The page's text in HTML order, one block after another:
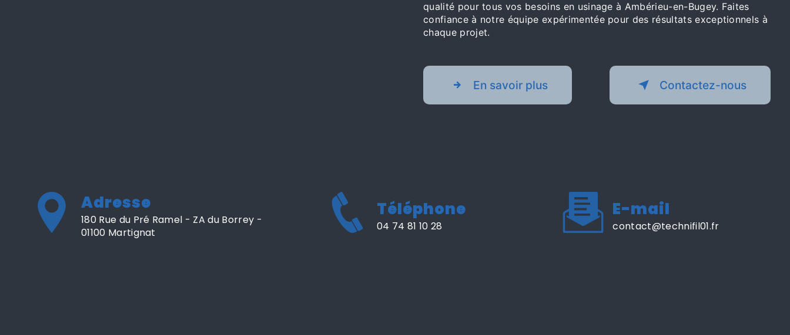
qualité pour tous vos besoins en usinage à Ambérieu-en-Bugey. Faites
confiance à notre équipe expérimentée pour des résultats exceptionnels à
chaque projet.
En savoir plus Contactez-nous
Adresse
180 Rue du Pré Ramel - ZA du Borrey -
01100 Martignat
Téléphone
04 74 81 10 28
E-mail
contact@technifil01.fr